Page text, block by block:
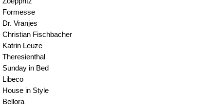
Formesse
Dr. Vranjes
Christian Fischbacher
Katrin Leuze
Theresienthal
Sunday in Bed
Libeco
House in Style
Bellora